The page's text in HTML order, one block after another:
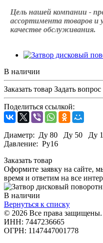
Цель нашей компании -
ассортимента товаров и
качестве обслуживания.
В наличии
Заказать товар Задать вопрос
Поделиться ссылкой:
Диаметр: Ду 80 Ду 50 Ду
Давление: Ру16
Заказать товар
Оформите заявку на сайте,
время и ответим на все
В наличии
Вернуться к списку
© 2026 Все права защищены.
ИНН: 7447236665
ОГРН: 1147447001778